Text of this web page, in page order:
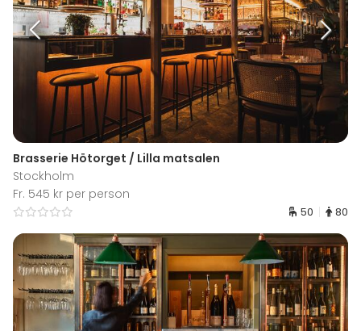
Brasserie Hötorget / Lilla matsalen
Stockholm
Fr. 545 kr per person
50 80